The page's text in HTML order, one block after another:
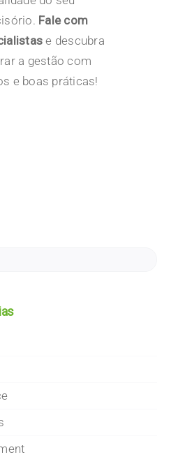
Fale com
e descubra
a gestão com
e boas práticas!